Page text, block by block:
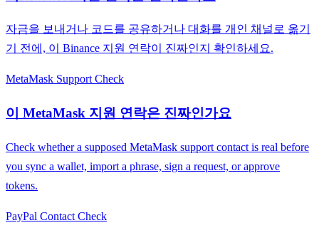
자금을 보내거나 코드를 공유하거나 대화를 개인 채널로 옮기
기 전에, 이 Binance 지원 연락이 진짜인지 확인하세요.
MetaMask Support Check
이 MetaMask 지원 연락은 진짜인가요
Check whether a supposed MetaMask support contact is real before
you sync a wallet, import a phrase, sign a request, or approve
tokens.
PayPal Contact Check